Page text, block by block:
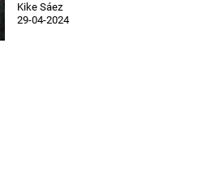
Kike Sáez
29-04-2024